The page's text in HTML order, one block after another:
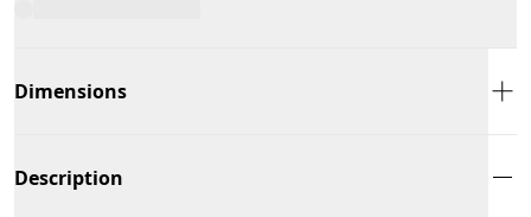
Dimensions
Description